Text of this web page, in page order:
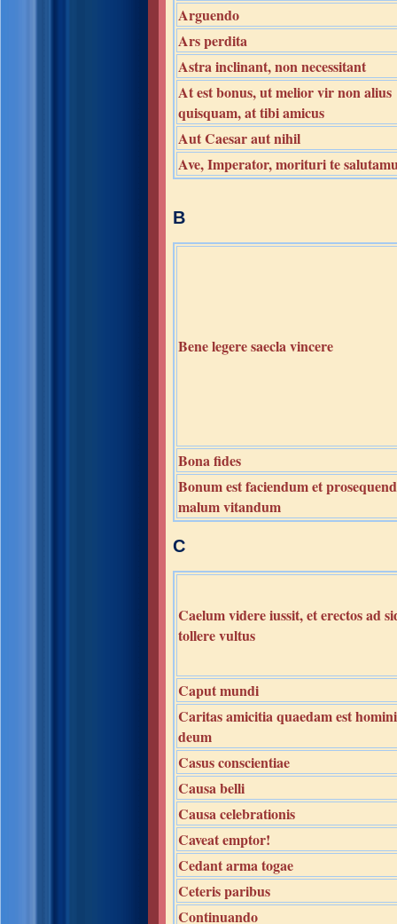
Arguendo
Ars perdita
Astra inclinant, non necessitant
At est bonus, ut melior vir non alius
quisquam, at tibi amicus
Aut Caesar aut nihil
Ave, Imperator, morituri te
B
Bene legere saecla vincere
Bona fides
Bonum est faciendum et
malum vitandum
C
Caelum videre iussit, et erectos ad
tollere vultus
Caput mundi
Caritas amicitia quaedam est
deum
Casus conscientiae
Causa belli
Causa celebrationis
Caveat emptor!
Cedant arma togae
Ceteris paribus
Continuando